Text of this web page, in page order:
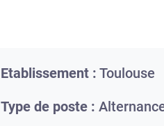
Etablissement : Toulouse
Type de poste :